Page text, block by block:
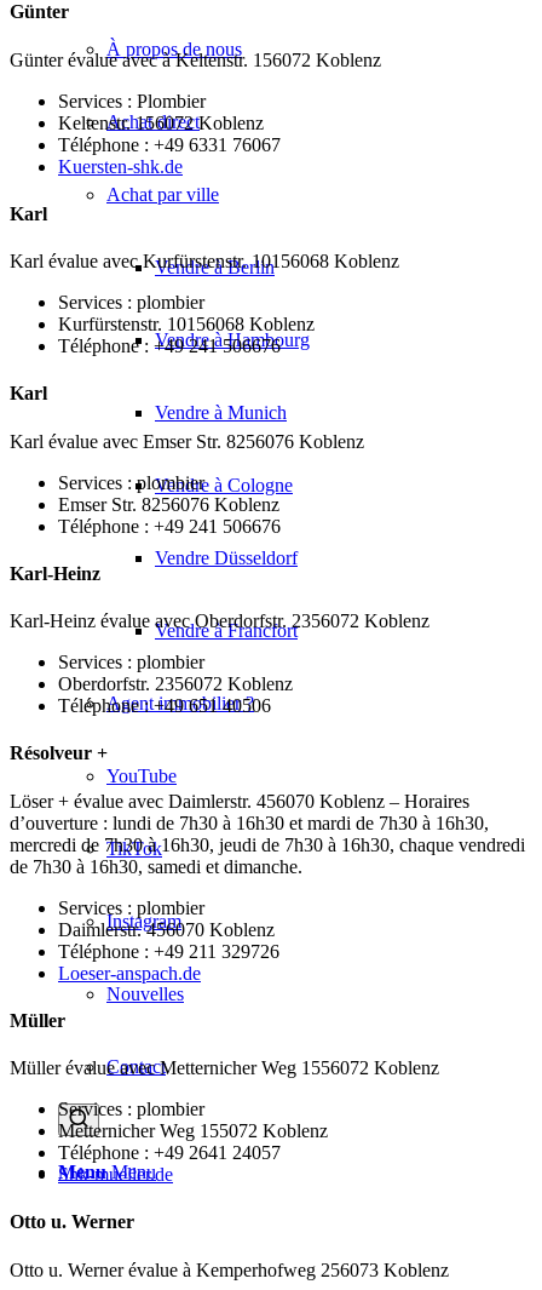
À propos de nous
Achat direct
Achat par ville
Vendre à Berlin
Vendre à Hambourg
Vendre à Munich
Vendre à Cologne
Vendre Düsseldorf
Vendre à Francfort
Agent immobilier ?
YouTube
TikTok
Instagram
Nouvelles
Contact
Menu Menu
Günter
Günter évalue avec à Keltenstr. 156072 Koblenz
Services : Plombier
Keltenstr. 156072 Koblenz
Téléphone : +49 6331 76067
Kuersten-shk.de
Karl
Karl évalue avec Kurfürstenstr. 10156068 Koblenz
Services : plombier
Kurfürstenstr. 10156068 Koblenz
Téléphone : +49 241 506676
Karl
Karl évalue avec Emser Str. 8256076 Koblenz
Services : plombier
Emser Str. 8256076 Koblenz
Téléphone : +49 241 506676
Karl-Heinz
Karl-Heinz évalue avec Oberdorfstr. 2356072 Koblenz
Services : plombier
Oberdorfstr. 2356072 Koblenz
Téléphone : +49 651 40506
Résolveur +
Löser + évalue avec Daimlerstr. 456070 Koblenz – Horaires
d’ouverture : lundi de 7h30 à 16h30 et mardi de 7h30 à 16h30,
mercredi de 7h30 à 16h30, jeudi de 7h30 à 16h30, chaque vendredi
de 7h30 à 16h30, samedi et dimanche.
Services : plombier
Daimlerstr. 456070 Koblenz
Téléphone : +49 211 329726
Loeser-anspach.de
Müller
Müller évalue avec Metternicher Weg 1556072 Koblenz
Services : plombier
Metternicher Weg 155072 Koblenz
Téléphone : +49 2641 24057
Shk-mueller.de
Otto u. Werner
Otto u. Werner évalue à Kemperhofweg 256073 Koblenz